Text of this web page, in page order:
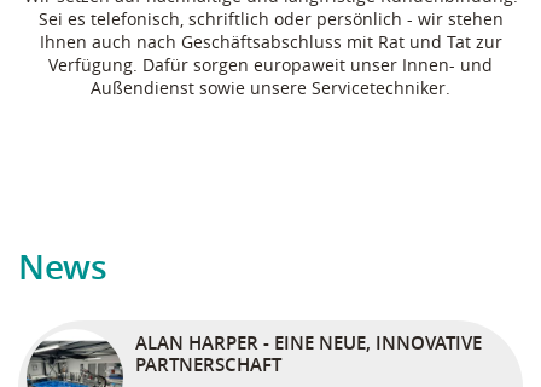
Sei es telefonisch, schriftlich oder persönlich - wir stehen
Ihnen auch nach Geschäftsabschluss mit Rat und Tat zur
Verfügung. Dafür sorgen europaweit unser Innen- und
Außendienst sowie unsere Servicetechniker.
News
ALAN HARPER - EINE NEUE, INNOVATIVE
PARTNERSCHAFT